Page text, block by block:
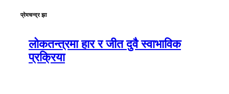
प्रेमचन्द्र झा
लोकतन्त्रमा हार र जीत दुवै स्वाभाविक
प्रक्रिया